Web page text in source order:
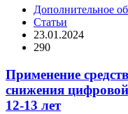
Дополнительное
Статьи
23.01.2024
290
Применение
снижения
12-13 лет